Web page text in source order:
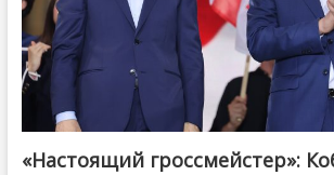
@ქართული ოცნება / Georgian Dream
«Настоящий гроссмейстер»: